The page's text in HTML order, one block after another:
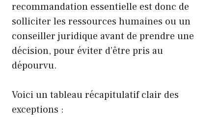
recommandation essentielle est donc de
solliciter les ressources humaines ou un
conseiller juridique avant de prendre une
décision, pour éviter d’être pris au
dépourvu.
Voici un tableau récapitulatif clair des
exceptions :